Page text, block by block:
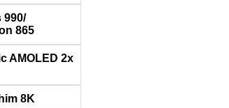
990/
865
AMOLED 2x
8K